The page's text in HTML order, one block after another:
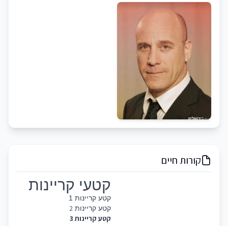
קורות חיים
קטעי קריינות
קטע קריינות 1
קטע קריינות2
קטע קריינות 3